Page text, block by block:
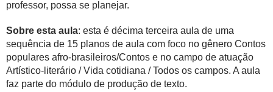
professor, possa se planejar.
Sobre esta aula: esta é décima terceira aula de uma
sequência de 15 planos de aula com foco no gênero Contos
populares afro-brasileiros/Contos e no campo de atuação
Artístico-literário / Vida cotidiana / Todos os campos. A aula
faz parte do módulo de produção de texto.